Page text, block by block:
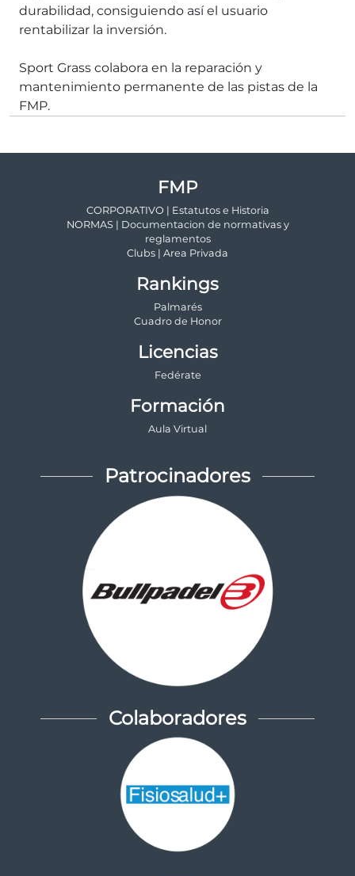
durabilidad, consiguiendo así el usuario
rentabilizar la inversión.
Sport Grass colabora en la reparación y
mantenimiento permanente de las pistas de la
FMP.
FMP
CORPORATIVO | Estatutos e Historia
NORMAS | Documentacion de normativas y
reglamentos
Clubs | Area Privada
Rankings
Palmarés
Cuadro de Honor
Licencias
Fedérate
Formación
Aula Virtual
Patrocinadores
Colaboradores